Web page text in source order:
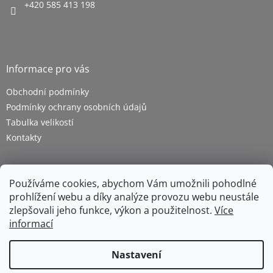
Používáme cookies, abychom Vám umožnili pohodlné
prohlížení webu a díky analýze provozu webu neustále
zlepšovali jeho funkce, výkon a použitelnost. Více
informací
Nastavení
+420 585 413 198
Informace pro vás
Obchodní podmínky
Podmínky ochrany osobních údajů
Tabulka velikostí
Kontakty